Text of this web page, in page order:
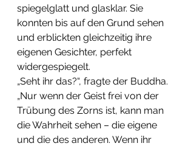
spiegelglatt und glasklar. Sie
konnten bis auf den Grund sehen
und erblickten gleichzeitig ihre
eigenen Gesichter, perfekt
widergespiegelt.
​„Seht ihr das?“, fragte der Buddha.
„Nur wenn der Geist frei von der
Trübung des Zorns ist, kann man
die Wahrheit sehen – die eigene
und die des anderen. Wenn ihr